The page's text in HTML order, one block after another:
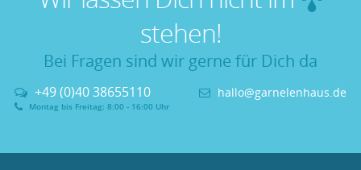
stehen!
Bei Fragen sind wir gerne für Dich da
+49 (0)40 38655110
Montag bis Freitag: 8:00 - 16:00 Uhr
hallo@garnelenhaus.de